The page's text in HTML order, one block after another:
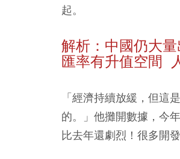
起。
解析：中國仍大量
匯率有升值空間
「經濟持續放緩，但這
的。」他攤開數據，今
比去年還劇烈！很多開